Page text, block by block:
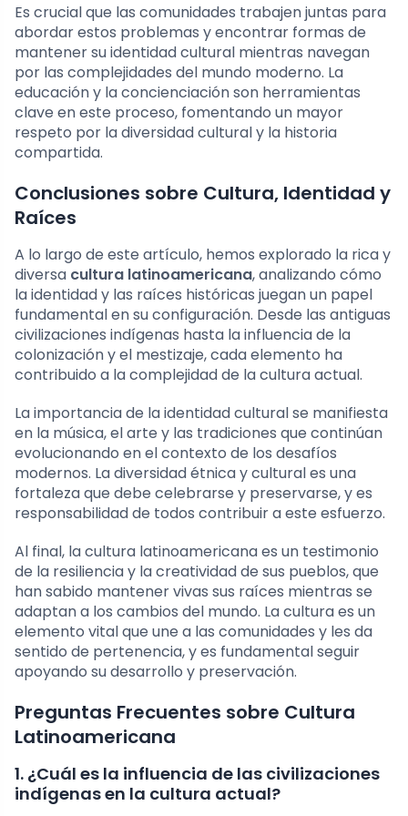
Es crucial que las comunidades trabajen juntas para
abordar estos problemas y encontrar formas de
mantener su identidad cultural mientras navegan
por las complejidades del mundo moderno. La
educación y la concienciación son herramientas
clave en este proceso, fomentando un mayor
respeto por la diversidad cultural y la historia
compartida.
Conclusiones sobre Cultura, Identidad y
Raíces
A lo largo de este artículo, hemos explorado la rica y
diversa cultura latinoamericana, analizando cómo
la identidad y las raíces históricas juegan un papel
fundamental en su configuración. Desde las antiguas
civilizaciones indígenas hasta la influencia de la
colonización y el mestizaje, cada elemento ha
contribuido a la complejidad de la cultura actual.
La importancia de la identidad cultural se manifiesta
en la música, el arte y las tradiciones que continúan
evolucionando en el contexto de los desafíos
modernos. La diversidad étnica y cultural es una
fortaleza que debe celebrarse y preservarse, y es
responsabilidad de todos contribuir a este esfuerzo.
Al final, la cultura latinoamericana es un testimonio
de la resiliencia y la creatividad de sus pueblos, que
han sabido mantener vivas sus raíces mientras se
adaptan a los cambios del mundo. La cultura es un
elemento vital que une a las comunidades y les da
sentido de pertenencia, y es fundamental seguir
apoyando su desarrollo y preservación.
Preguntas Frecuentes sobre Cultura
Latinoamericana
1. ¿Cuál es la influencia de las civilizaciones
indígenas en la cultura actual?